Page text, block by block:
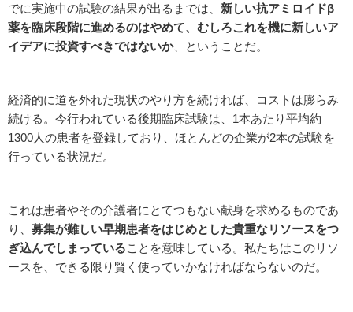
でに実施中の試験の結果が出るまでは、 新しい抗アミロイドβ
薬を臨床段階に進めるのはやめて、むしろこれを機に新しいア
イデアに投資すべきではないか、ということだ。
経済的に道を外れた現状のやり方を続ければ、コストは膨らみ
続ける。今行われている後期臨床試験は、1本あたり平均約
1300人の患者を登録しており、ほとんどの企業が2本の試験を
行っている状況だ。
これは患者やその介護者にとてつもない献身を求めるものであ
り、 募集が難しい早期患者をはじめとした貴重なリソースをつ
ぎ込んでしまっていることを意味している。私たちはこのリソ
ースを、できる限り賢く使っていかなければならないのだ。